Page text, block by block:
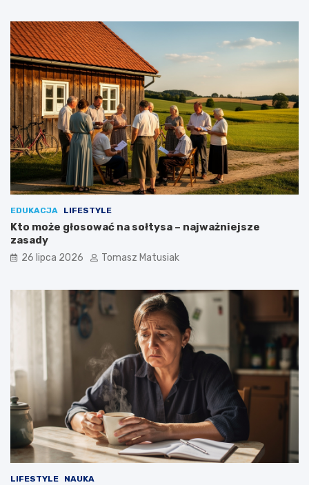
EDUKACJA LIFESTYLE
Kto może głosować na sołtysa – najważniejsze
zasady
26 lipca 2026 Tomasz Matusiak
LIFESTYLE NAUKA